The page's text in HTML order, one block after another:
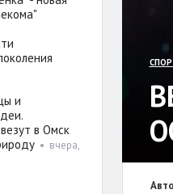
и
в Омск
• вчера,